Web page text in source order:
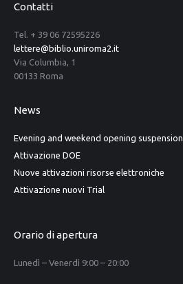
Contatti
Tel. + 39 06 72595226
lettere@biblio.uniroma2.it
Via Columbia, 1
00133 Roma
News
Evening and weekend opening suspension
Attivazione DOE
Nuove attivazioni risorse elettroniche
Attivazione nuovi Trial
Orario di apertura
Lunedì – Venerdì 9:00 – 20:00